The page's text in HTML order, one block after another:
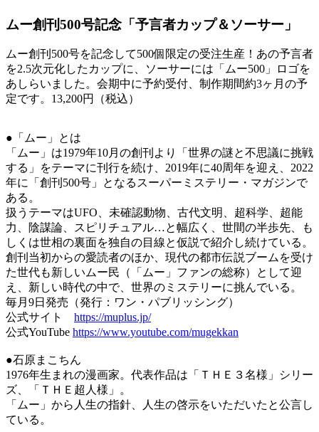
ムー創刊500号記念「予言者カップ＆ソーサー」
ムー創刊500号を記念して500個限定の受注生産！あの予言者
を2.5次元化したカップに、ソーサーには「ムー500」ロゴを
あしらいました。会期中に予約受付、制作期間約3ヶ月の予
定です。13,200円（税込）
●「ムー」とは
「ムー」は1979年10月の創刊より「世界の謎と不思議に挑戦
する」をテーマに刊行を続け、2019年に40周年を迎え、2022
年に「創刊500号」となるスーパーミステリー・マガジンで
ある。
扱うテーマはUFO、未確認動物、古代文明、超科学、超能
力、陰謀論、スピリチュアル…と幅広く、世間の半歩先、も
しくは世相の裏面を独自の目線と仮説で紹介し続けている。
創刊当初からの愛読者のほか、現代の都市伝説ブームを受け
た世代も新しいムー民（「ムー」ファンの総称）として迎
え、新しい時代の中で、世界のミステリーに挑んでいる。
毎月9日発売（発行：ワン・パブリッシング）
公式サイト https://muplus.jp/
公式YouTube https://www.youtube.com/mugekkan
●石原まこちん
1976年生まれの漫画家。代表作品は「ＴＨＥ３名様」シリー
ズ、「ＴＨＥ超人様」。
「ムー」から人生の指針、人生の啓示をいただいたと公言し
ている。